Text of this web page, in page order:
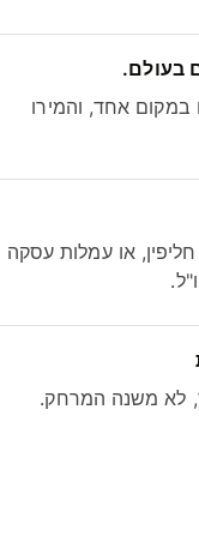
אחד, והמירו
או עמלות עסקה
לא משנה המרחק.